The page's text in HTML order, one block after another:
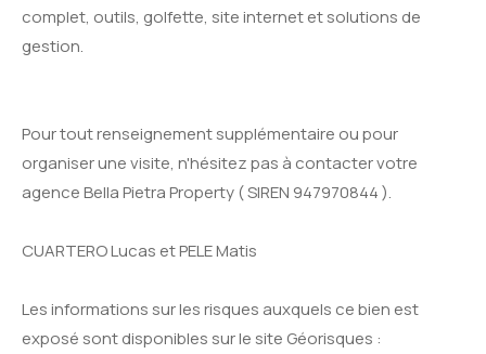
complet, outils, golfette, site internet et solutions de
gestion.
Pour tout renseignement supplémentaire ou pour
organiser une visite, n'hésitez pas à contacter votre
agence Bella Pietra Property ( SIREN 947970844 ).
CUARTERO Lucas et PELE Matis
Les informations sur les risques auxquels ce bien est
exposé sont disponibles sur le site Géorisques :